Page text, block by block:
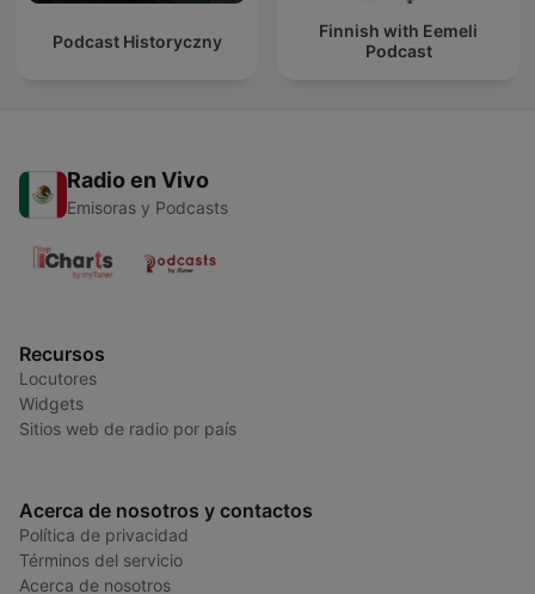
Podcast Historyczny
Finnish with Eemeli
Podcast
Radio en Vivo
Emisoras y Podcasts
Recursos
Locutores
Widgets
Sitios web de radio por país
Acerca de nosotros y contactos
Política de privacidad
Términos del servicio
Acerca de nosotros